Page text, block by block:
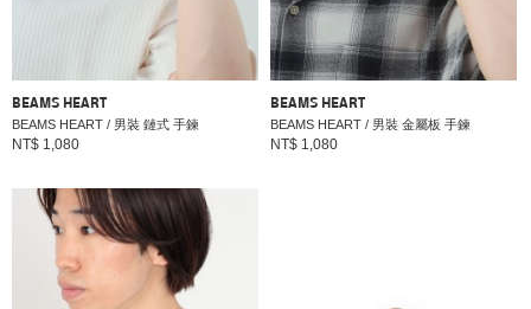
BEAMS HEART
BEAMS HEART / 男裝 鏈式 手鍊
NT$ 1,080
BEAMS HEART
BEAMS HEART / 男裝 金屬板 手鍊
NT$ 1,080